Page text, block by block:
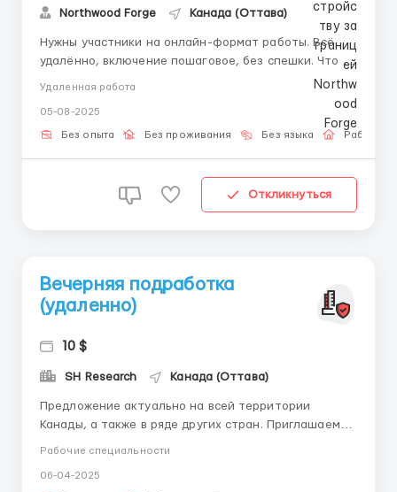
Northwood Forge Канада (Оттава)
Нужны участники на онлайн-формат работы. Всё
удалённо, включение пошаговое, без спешки. Что вы
получите: • Личное сопровождение при включении •
Работа без видеосвязи и переписок • Возможность
выполнять задания в своём темпе • Простой доступ
с любого устройства Что нужно...
Удаленная работа
05-08-2025
Без опыта Без проживания Без языка Работа
Откликнуться
Вечерняя подработка
(удаленно)
10 $
SH Research Канада (Оттава)
Предложение актуально на всей территории
Канады, а также в ряде других стран. Приглашаем
Вас в качестве подработки принять участие в
маркетингового исследования рынка, проводящая
Рабочие специальности
06-04-2025